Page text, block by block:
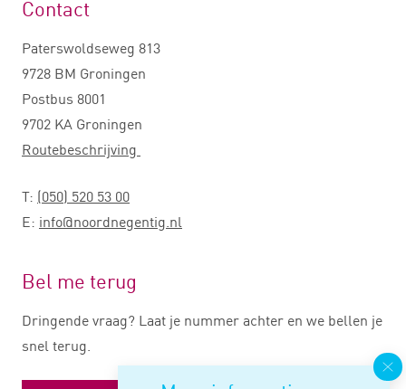
Contact
Paterswoldseweg 813
9728 BM Groningen
Postbus 8001
9702 KA Groningen
Routebeschrijving
T: (050) 520 53 00
E: info@noordnegentig.nl
Bel me terug
Dringende vraag? Laat je nummer achter en we bellen je
snel terug.